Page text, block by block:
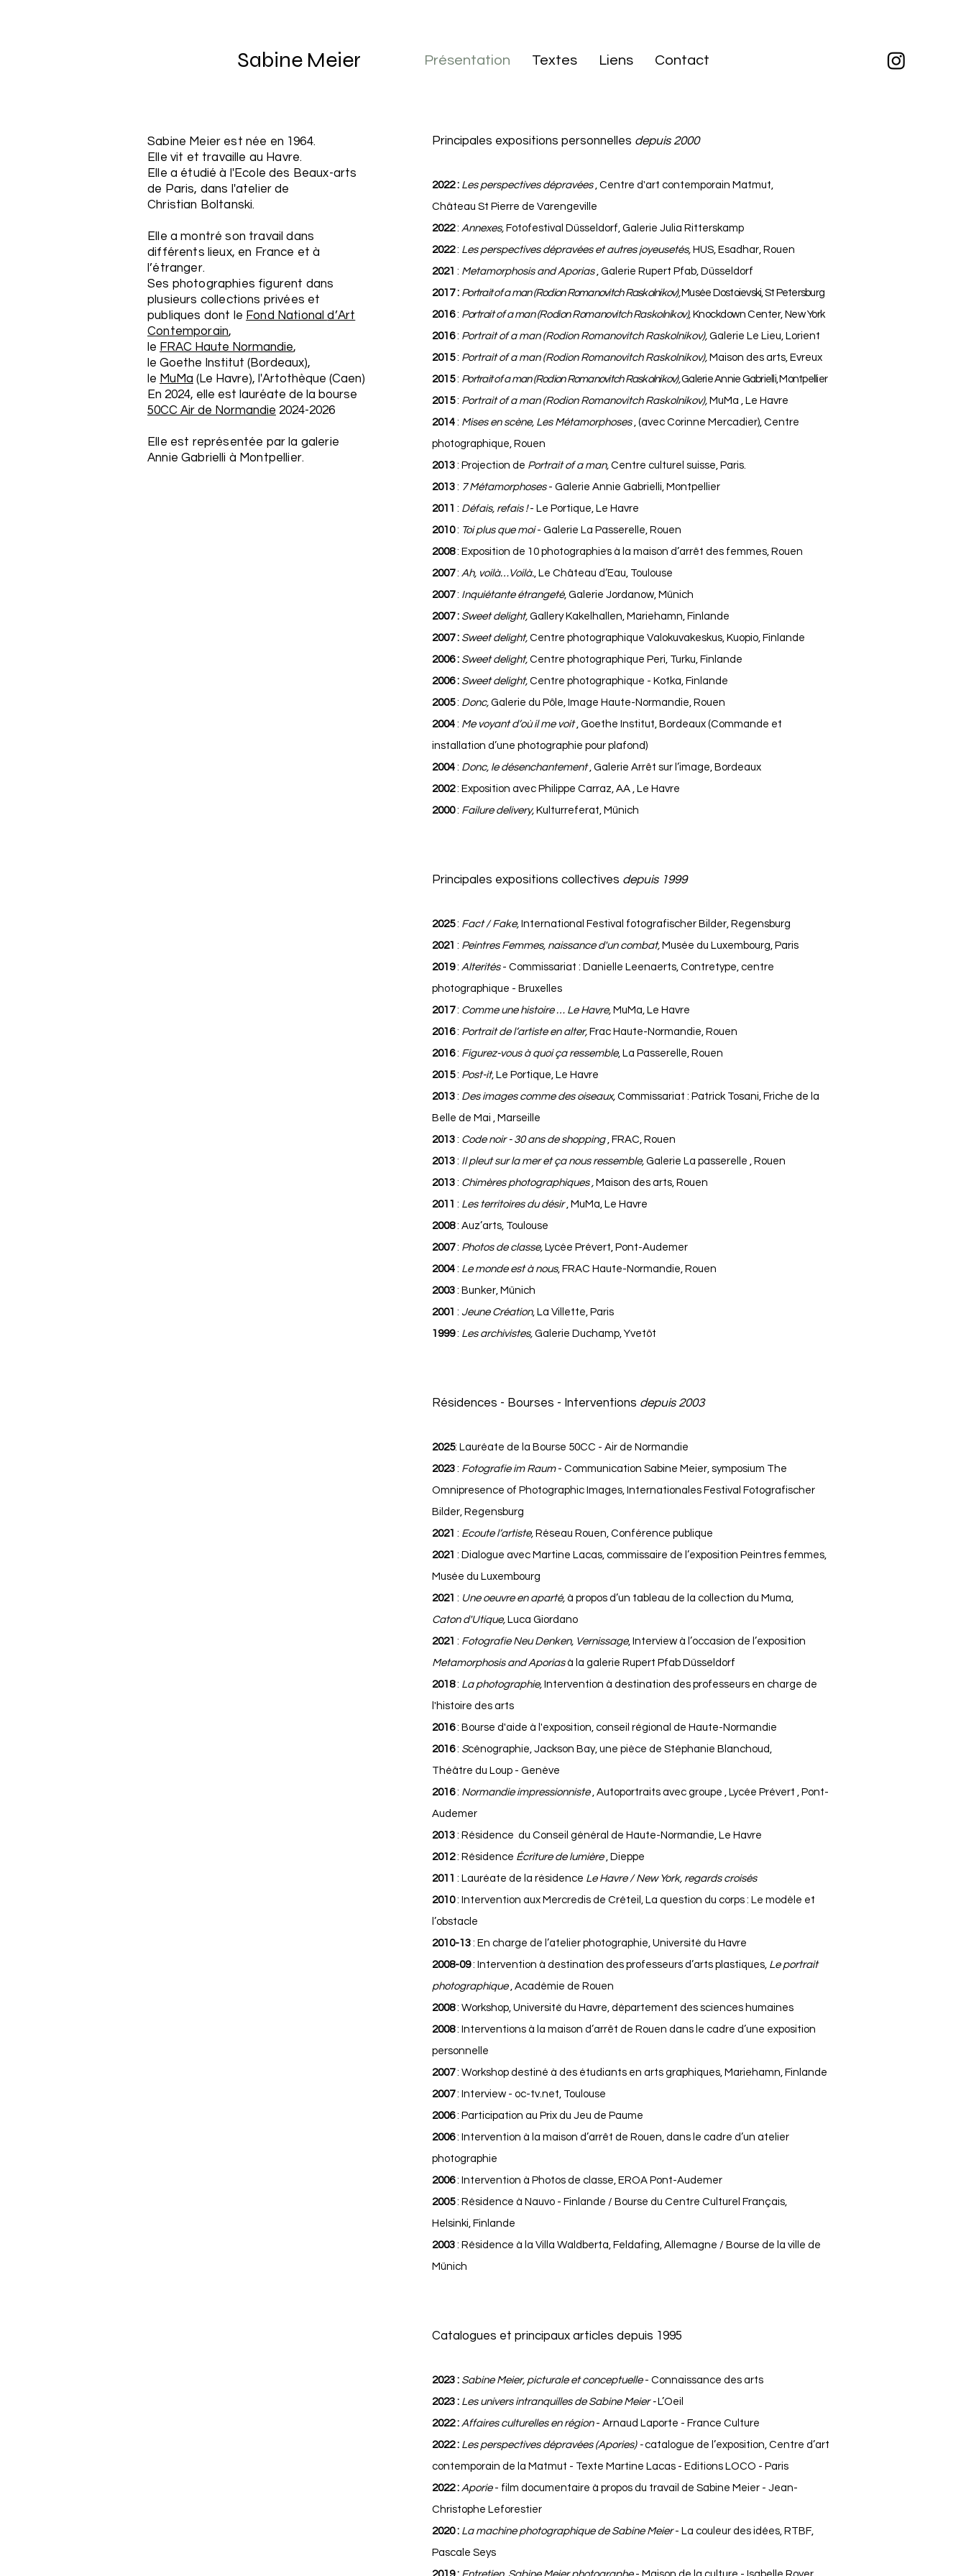
Sabine Meier Présentation Textes Liens Contact
Sabine Meier est née en 1964.
Elle vit et travaille au Havre.
Elle a étudié à l'Ecole des Beaux-arts
de Paris, dans l'atelier de
Christian Boltanski.
Elle a montré son travail dans
différents lieux, en France et à
l’étranger.
Ses photographies figurent dans
plusieurs collections privées et
publiques dont le Fond Nationald’Art
Contemporain,
le FRAC Haute Normandie,
le Goethe Institut (Bordeaux),
le MuMa (Le Havre), l'Artothèque (Caen)
En 2024, elle est lauréate de la bourse
50CC Air de Normandie 2024-2026
Elle est représentée par la galerie
Annie Gabrielli à Montpellier.
Principales expositions personnelles depuis 2000
2022 : Les perspectives dépravées , Centre d'art contemporain Matmut,
Château St Pierre de Varengeville
2022: Annexes, Fotofestival Düsseldorf, Galerie Julia Ritterskamp
2022: Les perspectives dépravées et autres joyeusetés, HUS, Esadhar, Rouen
2021 : Metamorphosis and Aporias, Galerie Rupert Pfab, Düsseldorf
2017 : Portrait of a man (Rodion Romanovitch Raskolnikov), Musée Dostoievski, St Petersburg
2016: Portrait of a man (Rodion Romanovitch Raskolnikov), Knockdown Center, New York
2016: Portrait of a man (Rodion Romanovitch Raskolnikov), Galerie Le Lieu, Lorient
2015: Portrait of a man (Rodion Romanovitch Raskolnikov), Maison des arts, Evreux
2015: Portrait of a man (Rodion Romanovitch Raskolnikov),Galerie Annie Gabrielli, Montpellier
2015: Portrait of a man (Rodion Romanovitch Raskolnikov), MuMa , Le Havre
2014 : Mises en scène, Les Métamorphoses, (avec Corinne Mercadier), Centre
photographique, Rouen
2013 : Projection de Portrait of a man, Centre culturel suisse, Paris.
2013 : 7 Métamorphoses- Galerie Annie Gabrielli, Montpellier
2011 : Défais, refais !- Le Portique, Le Havre
2010: Toi plus que moi- Galerie La Passerelle, Rouen
2008: Exposition de 10 photographies à la maison d’arrêt des femmes, Rouen
2007: Ah, voilà…Voilà., Le Château d’Eau, Toulouse
2007: Inquiétante étrangeté, Galerie Jordanow, Münich
2007 : Sweet delight, Gallery Kakelhallen, Mariehamn, Finlande
2007 : Sweet delight, Centre photographique Valokuvakeskus, Kuopio, Finlande
2006 : Sweet delight, Centre photographique Peri, Turku, Finlande
2006 : Sweet delight, Centre photographique - Kotka, Finlande
2005: Donc, Galerie du Pôle, Image Haute-Normandie, Rouen
2004 : Me voyant d’où il me voit, Goethe Institut, Bordeaux (Commande et
installation d’une photographie pour plafond)
2004 : Donc, le désenchantement, Galerie Arrêt sur l’image, Bordeaux
2002: Exposition avec Philippe Carraz, AA , Le Havre
2000: Failure delivery, Kulturreferat, Münich
Principales expositions collectives depuis 1999
2025: Fact / Fake, International Festival fotografischer Bilder, Regensburg
2021 : Peintres Femmes, naissance d'un combat, Musée du Luxembourg, Paris
2019: Alterités- Commissariat : Danielle Leenaerts, Contretype, centre
photographique - Bruxelles
2017: Comme une histoire … Le Havre, MuMa, Le Havre
2016: Portrait de l’artiste en alter, Frac Haute-Normandie, Rouen
2016: Figurez-vous à quoi ça ressemble, La Passerelle, Rouen
2015: Post-it, Le Portique, Le Havre
2013 : Des images comme des oiseaux, Commissariat : Patrick Tosani, Friche de la
Belle de Mai , Marseille
2013 : Code noir - 30 ans de shopping, FRAC, Rouen
2013 : Il pleut sur la mer et ça nous ressemble, Galerie La passerelle , Rouen
2013 : Chimères photographiques , Maison des arts, Rouen
2011 : Les territoires du désir, MuMa, Le Havre
2008: Auz’arts, Toulouse
2007: Photos de classe, Lycée Prévert, Pont-Audemer
2004 : Le monde est à nous, FRAC Haute-Normandie, Rouen
2003 : Bunker, Münich
2001 : Jeune Création, La Villette, Paris
1999: Les archivistes, Galerie Duchamp, Yvetôt
Résidences - Bourses - Interventions depuis 2003
2025: Lauréate de la Bourse 50CC - Air de Normandie
2023 : Fotografie im Raum- Communication Sabine Meier, symposium The
Omnipresence of Photographic Images, Internationales Festival Fotografischer
Bilder, Regensburg
2021 : Ecoute l’artiste, Réseau Rouen, Conférence publique
2021 : Dialogue avec Martine Lacas, commissaire de l’exposition Peintres femmes,
Musée du Luxembourg
2021 : Une oeuvre en aparté, à propos d’un tableau de la collection du Muma,
Caton d'Utique, Luca Giordano
2021 : Fotografie Neu Denken, Vernissage, Interview à l’occasion de l’exposition
Metamorphosis and Aporias à la galerie Rupert Pfab Düsseldorf
2018: La photographie, Intervention à destination des professeurs en charge de
l'histoire des arts
2016: Bourse d'aide à l'exposition, conseil régional de Haute-Normandie
2016: Scénographie, Jackson Bay, une pièce de Stéphanie Blanchoud,
Théâtre du Loup - Genève
2016: Normandie impressionniste, Autoportraits avec groupe , Lycée Prévert , Pont-
Audemer
2013 : Résidence du Conseil général de Haute-Normandie, Le Havre
2012: Résidence Écriture de lumière, Dieppe
2011 : Lauréate de la résidence Le Havre / New York, regards croisés
2010: Intervention aux Mercredis de Créteil, La question du corps : Le modèle et
l’obstacle
2010-13 : En charge de l’atelier photographie, Université du Havre
2008-09: Intervention à destination des professeurs d’arts plastiques, Le portrait
photographique, Académie de Rouen
2008: Workshop, Université du Havre, département des sciences humaines
2008: Interventions à la maison d’arrêt de Rouen dans le cadre d’une exposition
personnelle
2007: Workshop destiné à des étudiants en arts graphiques, Mariehamn, Finlande
2007: Interview - oc-tv.net, Toulouse
2006: Participation au Prix du Jeu de Paume
2006: Intervention à la maison d’arrêt de Rouen, dans le cadre d’un atelier
photographie
2006: Intervention à Photos de classe, EROA Pont-Audemer
2005: Résidence à Nauvo - Finlande / Bourse du Centre Culturel Français,
Helsinki, Finlande
2003 : Résidence à la Villa Waldberta, Feldafing, Allemagne / Bourse de la ville de
Münich
Catalogues et principaux articles depuis 1995
2023 : Sabine Meier, picturale et conceptuelle - Connaissance des arts
2023 : Les univers intranquilles de Sabine Meier -L’Oeil
2022 : Affaires culturelles en région - Arnaud Laporte - France Culture
2022 : Les perspectives dépravées (Apories) - catalogue de l’exposition, Centre d’art
contemporain de la Matmut - Texte Martine Lacas - Editions LOCO - Paris
2022 : Aporie- film documentaire à propos du travail de Sabine Meier - Jean-
Christophe Leforestier
2020 : La machine photographique de Sabine Meier- La couleur des idées, RTBF,
Pascale Seys